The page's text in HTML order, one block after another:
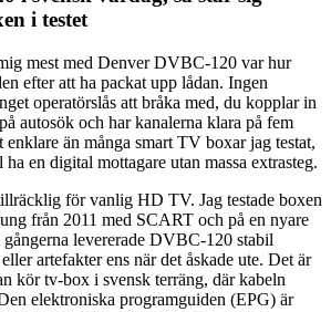
i testet
mest med Denver DVBC-120 var hur
efter att ha packat upp lådan. Ingen
operatörslås att bråka med, du kopplar in
autosök och har kanalerna klara på fem
än många smart TV boxar jag testat,
en digital mottagare utan massa extrasteg.
för vanlig HD TV. Jag testade boxen
från 2011 med SCART och på en nyare
levererade DVBC-120 stabil
artefakter ens när det åskade ute. Det är
kör tv-box i svensk terräng, där kabeln
elektroniska programguiden (EPG) är